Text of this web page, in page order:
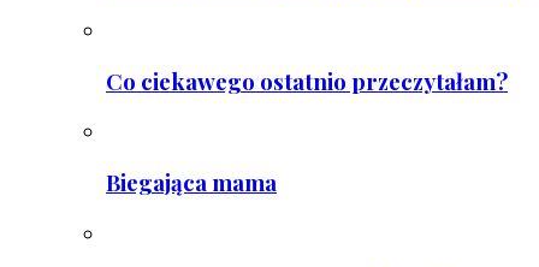
Co ciekawego ostatnio przeczytałam?
Biegająca mama